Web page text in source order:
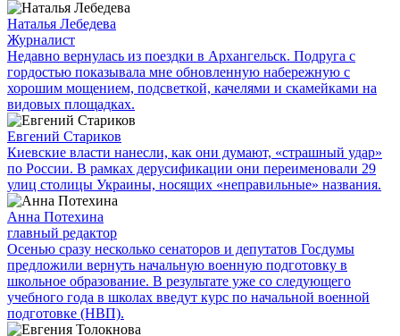
Наталья Лебедева
Журналист
Недавно вернулась из поездки в Архангельск. Подруга с
гордостью показывала мне обновленную набережную с
хорошим мощением, подсветкой, качелями и скамейками на
видовых площадках.
Евгений Стариков
Киевские власти нанесли, как они думают, «страшный удар»
по России. В рамках дерусификации они переименовали 29
улиц столицы Украины, носящих «неправильные» названия.
Анна Потехина
главный редактор
Осенью сразу несколько сенаторов и депутатов Госдумы
предложили вернуть начальную военную подготовку в
школьное образование. В результате уже со следующего
учебного года в школах введут курс по начальной военной
подготовке (НВП).